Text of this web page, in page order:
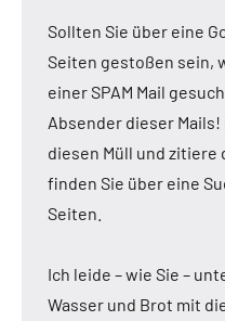
Sollten Sie über eine
Seiten gestoßen sein,
einer SPAM Mail
Absender dieser
diesen Müll und zitiere
finden Sie über eine
Seiten.
Ich leide – wie Sie –
Wasser und Brot mit